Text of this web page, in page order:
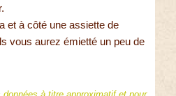
et à côté une assiette de
vous aurez émietté un peu de